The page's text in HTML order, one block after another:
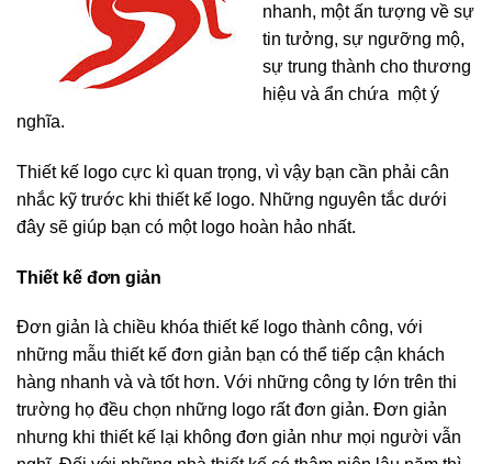
nhanh, một ấn tượng về sự
tin tưởng, sự ngưỡng mộ,
sự trung thành cho thương
hiệu và ẩn chứa một ý
nghĩa.
Thiết kế logo cực kì quan trọng, vì vậy bạn cần phải cân
nhắc kỹ trước khi thiết kế logo. Những nguyên tắc dưới
đây sẽ giúp bạn có một logo hoàn hảo nhất.
Thiết kế đơn giản
Đơn giản là chiều khóa thiết kế logo thành công, với
những mẫu thiết kế đơn giản bạn có thể tiếp cận khách
hàng nhanh và và tốt hơn. Với những công ty lớn trên thi
trường họ đều chọn những logo rất đơn giản. Đơn giản
nhưng khi thiết kế lại không đơn giản như mọi người vẫn